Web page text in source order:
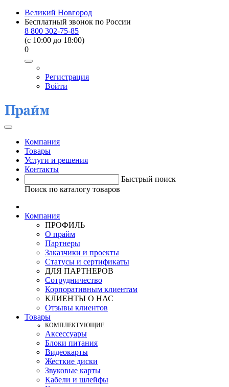
Великий Новгород
Бесплатный звонок по России
8 800 302-75-85
(c 10:00 до 18:00)
0
Регистрация
Войти
Компания
Товары
Услуги и решения
Контакты
Быстрый поиск
Поиск по каталогу товаров
Компания
ПРОФИЛЬ
О прайм
Партнеры
Заказчики и проекты
Статусы и сертификаты
ДЛЯ ПАРТНЕРОВ
Сотрудничество
Корпоративным клиентам
КЛИЕНТЫ О НАС
Отзывы клиентов
Товары
КOМПЛЕКТУЮЩИЕ
Аксессуары
Блоки питания
Видеокарты
Жесткие диски
Звуковые карты
Кабели и шлейфы